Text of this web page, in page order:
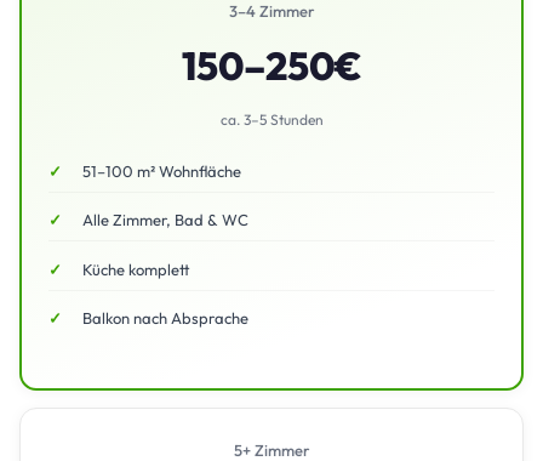
3–4 Zimmer
150–250€
ca. 3–5 Stunden
51–100 m² Wohnfläche
Alle Zimmer, Bad & WC
Küche komplett
Balkon nach Absprache
5+ Zimmer